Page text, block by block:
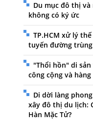
Du mục đô thị
không có ký ức
TP.HCM xử lý
tuyến đường
"Thổi hồn" di
công cộng và hàng
Di dời làng
xây đô thị du lịch:
Hàn Mặc Tử?